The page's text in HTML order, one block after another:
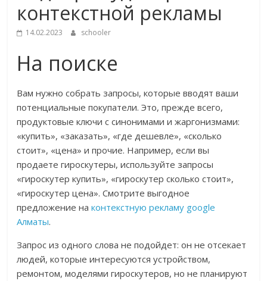
контекстной рекламы
14.02.2023 schooler
На поиске
Вам нужно собрать запросы, которые вводят ваши
потенциальные покупатели. Это, прежде всего,
продуктовые ключи с синонимами и жаргонизмами:
«купить», «заказать», «где дешевле», «сколько
стоит», «цена» и прочие. Например, если вы
продаете гироскутеры, используйте запросы
«гироскутер купить», «гироскутер сколько стоит»,
«гироскутер цена». Смотрите выгодное
предложение наконтекстную рекламу google
Алматы.
Запрос из одного слова не подойдет: он не отсекает
людей, которые интересуются устройством,
ремонтом, моделями гироскутеров, но не планируют